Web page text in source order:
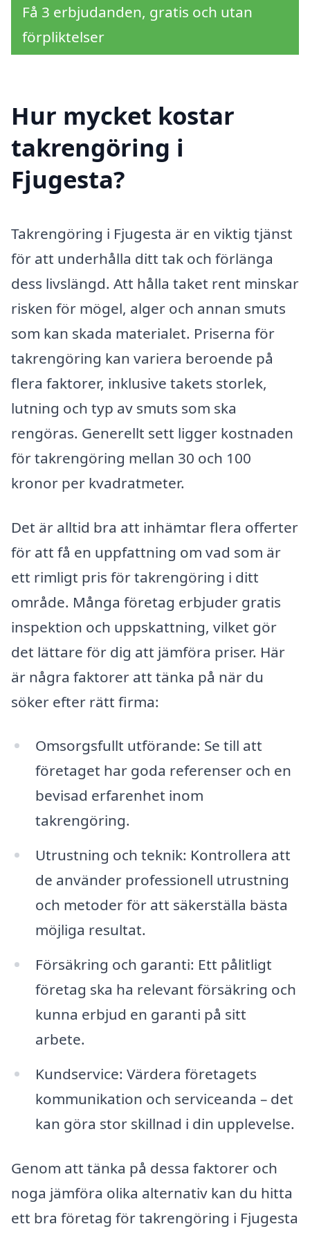
Få 3 erbjudanden, gratis och utan
förpliktelser
Hur mycket kostar
takrengöring i
Fjugesta?
Takrengöring i Fjugesta är en viktig tjänst
för att underhålla ditt tak och förlänga
dess livslängd. Att hålla taket rent minskar
risken för mögel, alger och annan smuts
som kan skada materialet. Priserna för
takrengöring kan variera beroende på
flera faktorer, inklusive takets storlek,
lutning och typ av smuts som ska
rengöras. Generellt sett ligger kostnaden
för takrengöring mellan 30 och 100
kronor per kvadratmeter.
Det är alltid bra att inhämtar flera offerter
för att få en uppfattning om vad som är
ett rimligt pris för takrengöring i ditt
område. Många företag erbjuder gratis
inspektion och uppskattning, vilket gör
det lättare för dig att jämföra priser. Här
är några faktorer att tänka på när du
söker efter rätt firma:
Omsorgsfullt utförande: Se till att
företaget har goda referenser och en
bevisad erfarenhet inom
takrengöring.
Utrustning och teknik: Kontrollera att
de använder professionell utrustning
och metoder för att säkerställa bästa
möjliga resultat.
Försäkring och garanti: Ett pålitligt
företag ska ha relevant försäkring och
kunna erbjud en garanti på sitt
arbete.
Kundservice: Värdera företagets
kommunikation och serviceanda – det
kan göra stor skillnad i din upplevelse.
Genom att tänka på dessa faktorer och
noga jämföra olika alternativ kan du hitta
ett bra företag för takrengöring i Fjugesta